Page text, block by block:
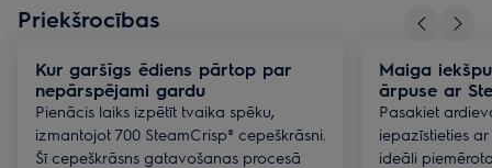
Priekšrocības
Kur garšīgs ēdiens pārtop par
nepārspējami gardu
Pienācis laiks izpētīt tvaika spēku,
izmantojot 700 SteamCrisp® cepeškrāsni.
Šī cepeškrāsns gatavošanas procesā
Maiga
ārpuse ar
Pasakiet
iepazīstieties
ideāli